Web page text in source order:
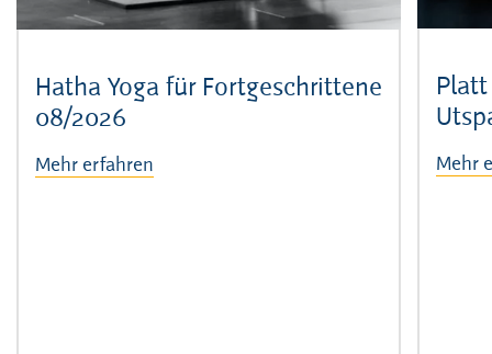
Hatha Yoga für Fortgeschrittene
08/2026
Mehr erfahren Mehr